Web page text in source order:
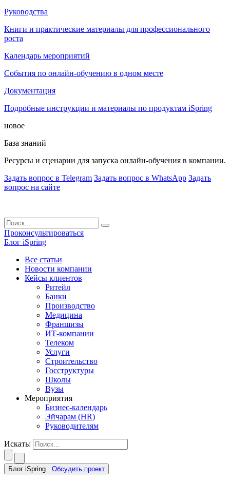
Руководства
Книги и практические материалы для профессионального
роста
Календарь мероприятий
События по онлайн-обучению в одном месте
Документация
Подробные инструкции и материалы по продуктам iSpring
новое
База знаний
Ресурсы и сценарии для запуска онлайн-обучения в компании.
Задать вопрос в Telegram Задать вопрос в WhatsApp Задать
вопрос на сайте
Проконсультироваться
Блог iSpring
Все статьи
Новости компании
Кейсы клиентов
Ритейл
Банки
Производство
Медицина
Франшизы
ИТ-компании
Телеком
Услуги
Строительство
Госструктуры
Школы
Вузы
Мероприятия
Бизнес-календарь
Эйчарам (HR)
Руководителям
Искать:
Блог iSpring Обсудить проект